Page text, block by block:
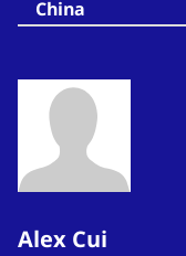
China
Alex Cui